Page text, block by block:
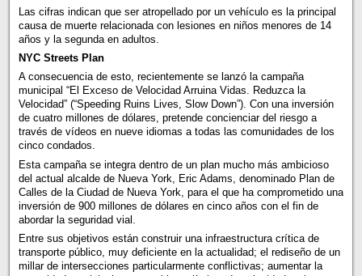
Las cifras indican que ser atropellado por un vehículo es la principal
causa de muerte relacionada con lesiones en niños menores de 14
años y la segunda en adultos.
NYC Streets Plan
A consecuencia de esto, recientemente se lanzó la campaña
municipal “El Exceso de Velocidad Arruina Vidas. Reduzca la
Velocidad” (“Speeding Ruins Lives, Slow Down”). Con una inversión
de cuatro millones de dólares, pretende concienciar del riesgo a
través de vídeos en nueve idiomas a todas las comunidades de los
cinco condados.
Esta campaña se integra dentro de un plan mucho más ambicioso
del actual alcalde de Nueva York, Eric Adams, denominado Plan de
Calles de la Ciudad de Nueva York, para el que ha comprometido una
inversión de 900 millones de dólares en cinco años con el fin de
abordar la seguridad vial.
Entre sus objetivos están construir una infraestructura crítica de
transporte público, muy deficiente en la actualidad; el rediseño de un
millar de intersecciones particularmente conflictivas; aumentar la